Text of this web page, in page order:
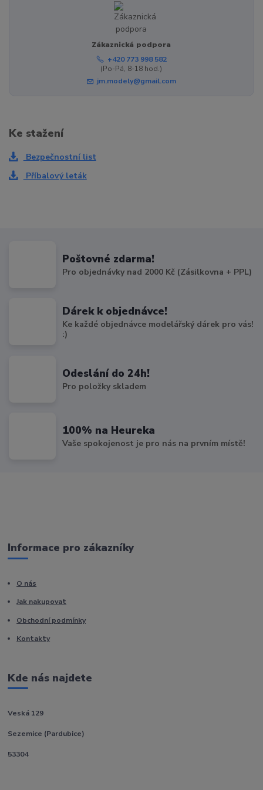
Zákaznická podpora
+420 773 998 582
(Po-Pá, 8-18 hod.)
jm.modely@gmail.com
Ke stažení
Bezpečnostní list
Příbalový leták
Poštovné zdarma!
Pro objednávky nad 2000 Kč (Zásilkovna + PPL)
Dárek k objednávce!
Ke každé objednávce modelářský dárek pro vás!
:)
Odeslání do 24h!
Pro položky skladem
100% na Heureka
Vaše spokojenost je pro nás na prvním místě!
Informace pro zákazníky
O nás
Jak nakupovat
Obchodní podmínky
Kontakty
Kde nás najdete
Veská 129
Sezemice (Pardubice)
53304